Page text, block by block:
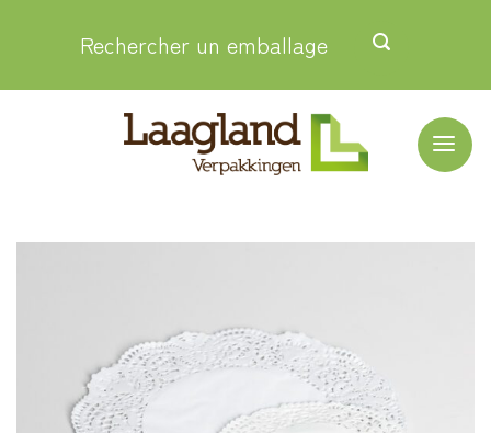
Rechercher un emballage